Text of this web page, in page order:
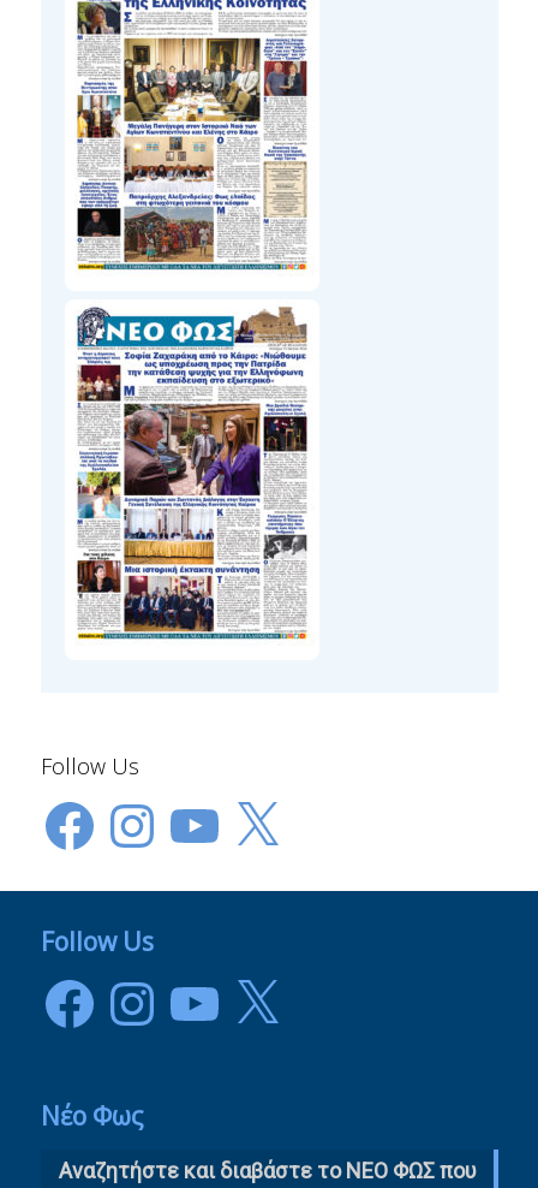
Follow Us
FacebookInstagramYouTube
X
Follow Us
FacebookInstagramYouTube
X
Νέο Φως
Αναζητήστε και διαβάστε το NΕΟ ΦΩΣ που